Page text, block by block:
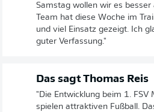
Samstag wollen wir es besser
Team hat diese Woche im
und viel Einsatz gezeigt. Ich
guter Verfassung."
Das sagt Thomas Reis
"Die Entwicklung beim 1. FSV
spielen attraktiven Fußball.